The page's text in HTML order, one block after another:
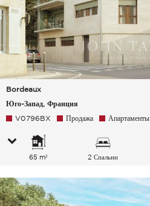
Bordeaux
Юго-Запад, Франция
V0796BX Продажа Апартаменты
65 m² 2 Спальни